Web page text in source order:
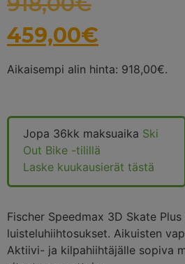
459,00€
Aikaisempi alin hinta: 918,00€.
Jopa 36kk maksuaika Ski
Out Bike -tilillä
Laske kuukausierät tästä
Fischer Speedmax 3D Skate
luisteluhiihtosukset. Aikuisten
Aktiivi- ja kilpahiihtäjälle sopiva